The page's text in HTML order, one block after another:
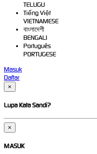
TELUGU
Tiếng Việt
VIETNAMESE
বাংলাদেশী
BENGALI
Português
PORTUGESE
Masuk
Daftar
×
Lupa Kata Sandi?
×
MASUK